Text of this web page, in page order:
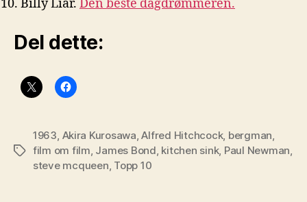
Billy Liar. Den beste dagdrømmeren.
Del dette:
Stikkord
1963 Akira Kurosawa ,Alfred Hitchcock, bergman
film om film James Bond kitchen sink, Paul Newman
steve mcqueen Topp 10